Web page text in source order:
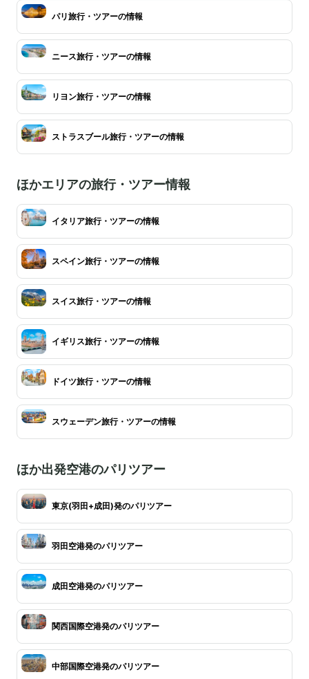
パリ旅行・ツアーの情報
ニース旅行・ツアーの情報
リヨン旅行・ツアーの情報
ストラスブール旅行・ツアーの情報
ほかエリアの旅行・ツアー情報
イタリア旅行・ツアーの情報
スペイン旅行・ツアーの情報
スイス旅行・ツアーの情報
イギリス旅行・ツアーの情報
ドイツ旅行・ツアーの情報
スウェーデン旅行・ツアーの情報
ほか出発空港のパリツアー
東京(羽田+成田)発のパリツアー
羽田空港発のパリツアー
成田空港発のパリツアー
関西国際空港発のパリツアー
中部国際空港発のパリツアー